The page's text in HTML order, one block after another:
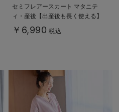
セミフレアースカート マタニテ
ィ・産後【出産後も長く使える】
￥6,990 税込